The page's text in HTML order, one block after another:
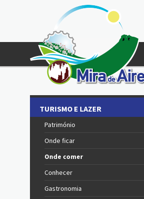
TURISMO E LAZER
Património
Onde ficar
Onde comer
Conhecer
Gastronomia